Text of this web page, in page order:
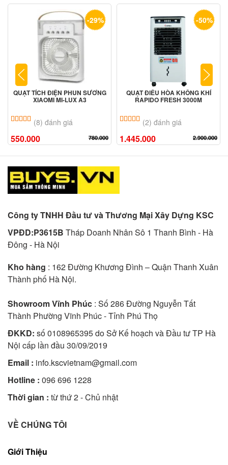
-29%
QUẠT TÍCH ĐIỆN PHUN SƯƠNG
XIAOMI MI-LUX A3
5.00 trên 5 dựa trên
(8) đánh giá
550.000 780.000
-50%
QUẠT ĐIỀU HÒA KHÔNG KHÍ
RAPIDO FRESH 3000M
5.00 trên 5 dựa trên
(2) đánh giá
1.445.000 2.900.000
Công ty TNHH Đầu tư và Thương Mại Xây Dựng KSC
VPĐD:P3615B Tháp Doanh Nhân Sô 1 Thanh Bình - Hà
Đông - Hà Nội
Kho hàng : 162 Đường Khương Đình – Quận Thanh Xuân
Thành phố Hà Nội.
Showroom Vĩnh Phúc : Số 286 Đường Nguyễn Tất
Thành Phường Vĩnh Phúc - Tỉnh Phú Thọ
ĐKKD: số 0108965395 do Sở Kế hoạch và Đầu tư TP Hà
Nội cấp lần đầu 30/09/2019
Email : info.kscvietnam@gmail.com
Hotline : 096 696 1228
Thời gian : từ thứ 2 - Chủ nhật
VỀ CHÚNG TÔI
Giới Thiệu